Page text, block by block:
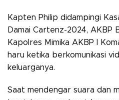
Kapten Philip didampingi
Damai Cartenz-2024, AKBP
Kapolres Mimika AKBP I
haru ketika berkomunikasi
keluarganya.
Saat mendengar suara dan